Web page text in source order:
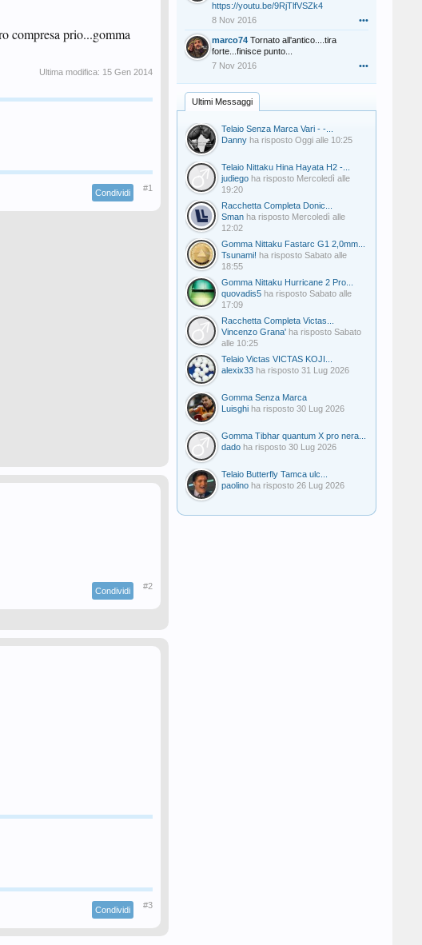
compresa prio...gomma
Ultima modifica: 15 Gen 2014
Condividi #1
Condividi #2
Condividi #3
https://youtu.be/9RjTlfVSZk4
8 Nov 2016
•••
marco74 Tornato all'antico....tira
forte...finisce punto...
7 Nov 2016
•••
Ultimi Messaggi
Telaio Senza Marca Vari - -...
Danny ha risposto Oggi alle 10:25
Telaio Nittaku Hina Hayata H2 -...
judiego ha risposto Mercoledì alle
19:20
Racchetta Completa Donic...
Sman ha risposto Mercoledì alle
12:02
Gomma Nittaku Fastarc G1 2,0mm...
Tsunami! ha risposto Sabato alle
18:55
Gomma Nittaku Hurricane 2 Pro...
quovadis5 ha risposto Sabato alle
17:09
Racchetta Completa Victas...
Vincenzo Grana' ha risposto Sabato
alle 10:25
Telaio Victas VICTAS KOJI...
alexix33 ha risposto 31 Lug 2026
Gomma Senza Marca
Luisghi ha risposto 30 Lug 2026
Gomma Tibhar quantum X pro nera...
dado ha risposto 30 Lug 2026
Telaio Butterfly Tamca ulc...
paolino ha risposto 26 Lug 2026